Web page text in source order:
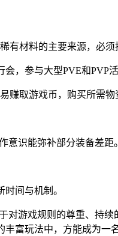
有材料的主要来源，必须
，参与大型PVE和PVP
赚取游戏币，购买所需物
意识能弥补部分装备差距。
间与机制。
对游戏规则的尊重、持
富玩法中，方能成为一